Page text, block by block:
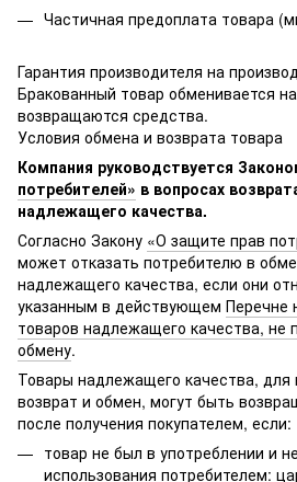
Частичная предоплата товара
Гарантия производителя на
Бракованный товар обменивается
возвращаются средства.
Условия обмена и возврата товара
Компания руководствуется
потребителей» в вопросах
надлежащего качества.
Согласно Закону «О защите прав
может отказать потребителю в
надлежащего качества, если они
указанным в действующем Перечне
товаров надлежащего качества, не
обмену.
Товары надлежащего качества, для
возврат и обмен, могут быть
после получения покупателем, если:
товар не был в употреблении и
использования потребителем: